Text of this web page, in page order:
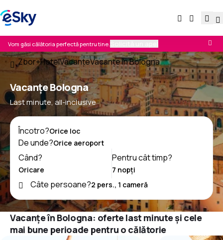
Vom găsi călătoria perfectă pentru tine.
Zbor+HotelVacanţeVacanţe în Bologna
Vacanţe Bologna
Last minute, all-inclusive
Încotro?
De unde?
Când?
Pentru cât timp?
Câte persoane?
Vacanțe în Bologna: oferte last minute și cele
mai bune perioade pentru o călătorie